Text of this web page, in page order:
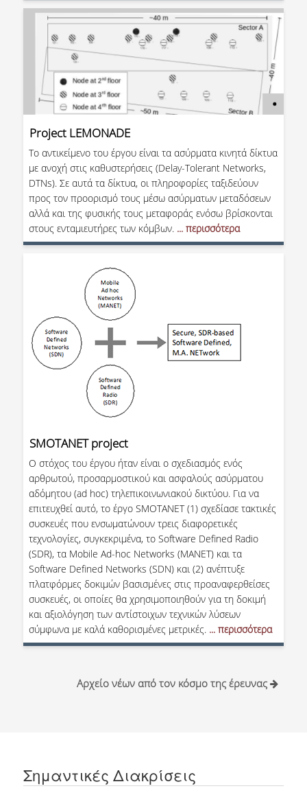
Project LEMONADE
Το αντικείμενο του έργου είναι τα ασύρματα κινητά δίκτυα
με ανοχή στις καθυστερήσεις (Delay-Tolerant Networks,
DTNs). Σε αυτά τα δίκτυα, οι πληροφορίες ταξιδεύουν
προς τον προορισμό τους μέσω ασύρματων μεταδόσεων
αλλά και της φυσικής τους μεταφοράς ενόσω βρίσκονται
στους ενταμιευτήρες των κόμβων. ... περισσότερα
SMOTANET project
Ο στόχος του έργου ήταν είναι ο σχεδιασμός ενός
αρθρωτού, προσαρμοστικού και ασφαλούς ασύρματου
αδόμητου (ad hoc) τηλεπικοινωνιακού δικτύου. Για να
επιτευχθεί αυτό, το έργο SMOTANET (1) σχεδίασε τακτικές
συσκευές που ενσωματώνουν τρεις διαφορετικές
τεχνολογίες, συγκεκριμένα, το Software Defined Radio
(SDR), τα Mobile Ad-hoc Networks (MANET) και τα
Software Defined Networks (SDN) και (2) ανέπτυξε
πλατφόρμες δοκιμών βασισμένες στις προαναφερθείσες
συσκευές, οι οποίες θα χρησιμοποιηθούν για τη δοκιμή
και αξιολόγηση των αντίστοιχων τεχνικών λύσεων
σύμφωνα με καλά καθορισμένες μετρικές. ... περισσότερα
Αρχείο νέων από τον κόσμο της έρευνας
Σημαντικές Διακρίσεις